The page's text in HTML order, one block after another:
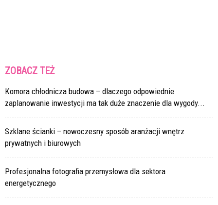
ZOBACZ TEŻ
Komora chłodnicza budowa – dlaczego odpowiednie
zaplanowanie inwestycji ma tak duże znaczenie dla wygody...
Szklane ścianki – nowoczesny sposób aranżacji wnętrz
prywatnych i biurowych
Profesjonalna fotografia przemysłowa dla sektora
energetycznego